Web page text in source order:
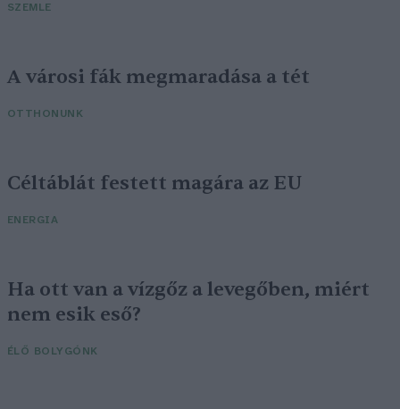
SZEMLE
A városi fák megmaradása a tét
OTTHONUNK
Céltáblát festett magára az EU
ENERGIA
Ha ott van a vízgőz a levegőben, miért
nem esik eső?
ÉLŐ BOLYGÓNK